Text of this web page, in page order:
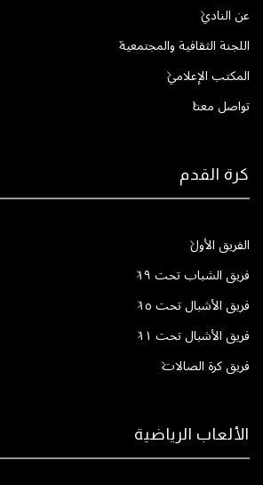
عن النادي
اللجنة الثقافية والمجتمعية
المكتب الإعلامي
تواصل معنا
كرة القدم
الفريق الأول
فريق الشباب تحت ١٩
فريق الأشبال تحت ١٥
فريق الأشبال تحت ١١
فريق كرة الصالات
الألعاب الرياضية